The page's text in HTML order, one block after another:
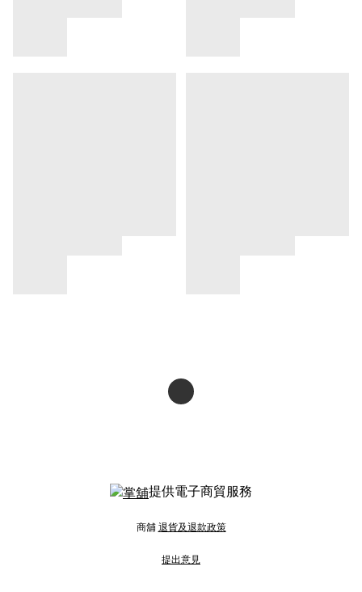
提供電子商貿服務
商舖 退貨及退款政策
提出意見